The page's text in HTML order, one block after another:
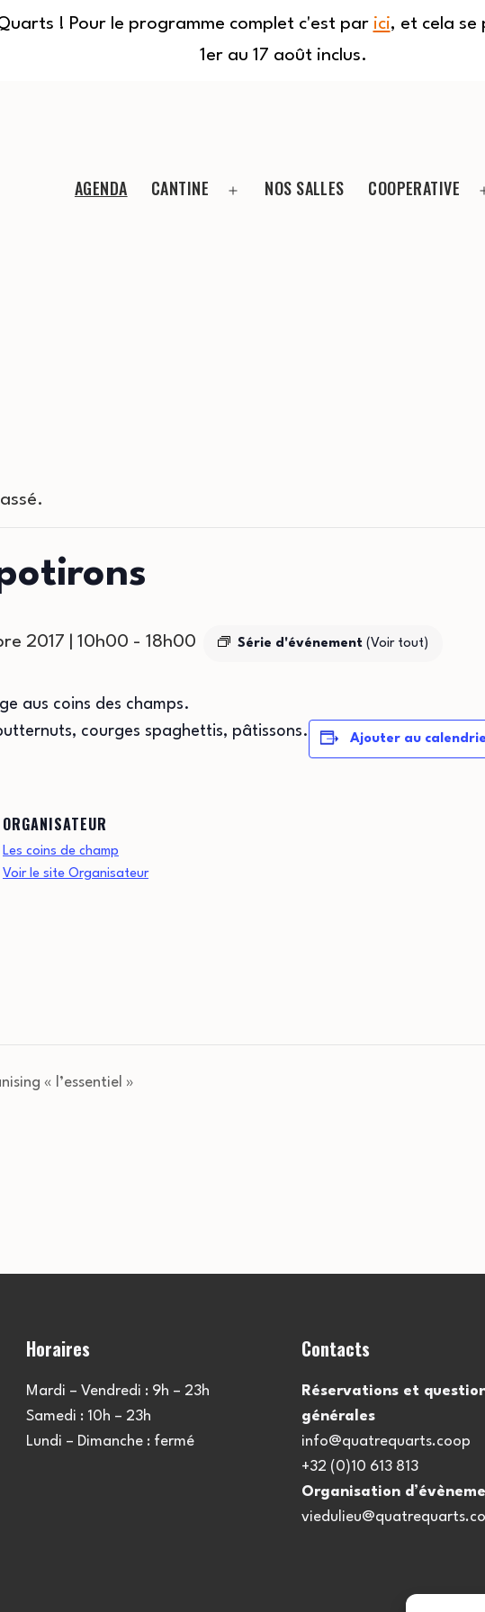
! Pour le programme complet c'est par ici, et cela se
1er au 17 août inclus.
AGENDA CANTINE NOS SALLES COOPERATIVE
2017 | 10h00 - 18h00 Série d'événement (Voir tout)
aus coins des champs.
courges spaghettis, pâtissons.
Ajouter au
ORGANISATEUR
Les coins de champ
Voir le site Organisateur
« l’essentiel »
Horaires
Mardi – Vendredi : 9h – 23h
Samedi : 10h – 23h
Lundi – Dimanche : fermé
Contacts
Réservations et
générales
info@quatrequarts.coop
+32 (0)10 613 813
Organisation